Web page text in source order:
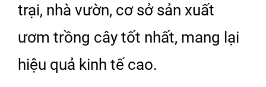
trại, nhà vườn, cơ sở sản xuất
ươm trồng cây tốt nhất, mang lại
hiệu quả kinh tế cao.